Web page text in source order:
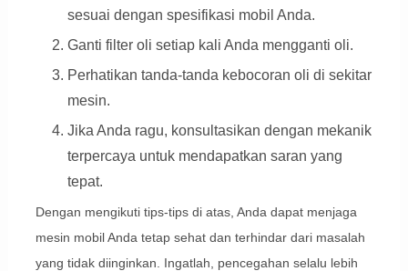
sesuai dengan spesifikasi mobil Anda.
Ganti filter oli setiap kali Anda mengganti oli.
Perhatikan tanda-tanda kebocoran oli di sekitar
mesin.
Jika Anda ragu, konsultasikan dengan mekanik
terpercaya untuk mendapatkan saran yang
tepat.
Dengan mengikuti tips-tips di atas, Anda dapat menjaga
mesin mobil Anda tetap sehat dan terhindar dari masalah
yang tidak diinginkan. Ingatlah, pencegahan selalu lebih